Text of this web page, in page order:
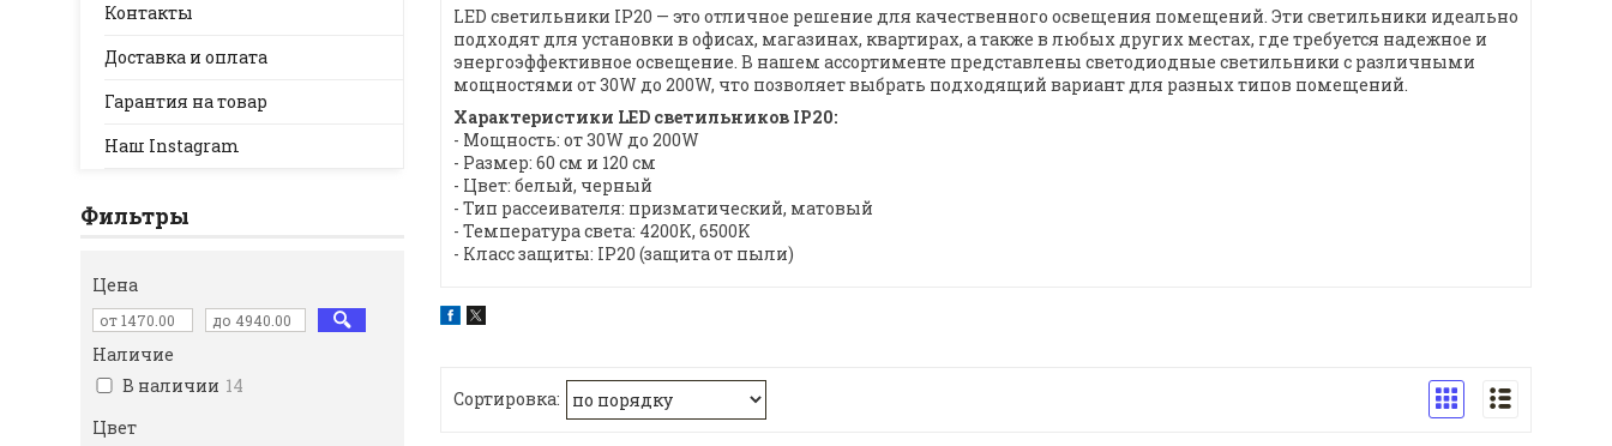
LED светильники IP20 — это отличное решение для качественного освещения помещений. Эти светильники идеально
подходят для установки в офисах, магазинах, квартирах, а также в любых других местах, где требуется надежное и
энергоэффективное освещение. В нашем ассортименте представлены светодиодные светильники с различными
мощностями от 30W до 200W, что позволяет выбрать подходящий вариант для разных типов помещений.
Характеристики LED светильников IP20:
- Мощность: от 30W до 200W
- Размер: 60 см и 120 см
- Цвет: белый, черный
- Тип рассеивателя: призматический, матовый
- Температура света: 4200K, 6500K
- Класс защиты: IP20 (защита от пыли)
Контакты
Доставка и оплата
Гарантия на товар
Наш Instagram
Фильтры
Цена
Наличие
В наличии 14
Цвет